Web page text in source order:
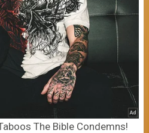
The Bible Condemns!